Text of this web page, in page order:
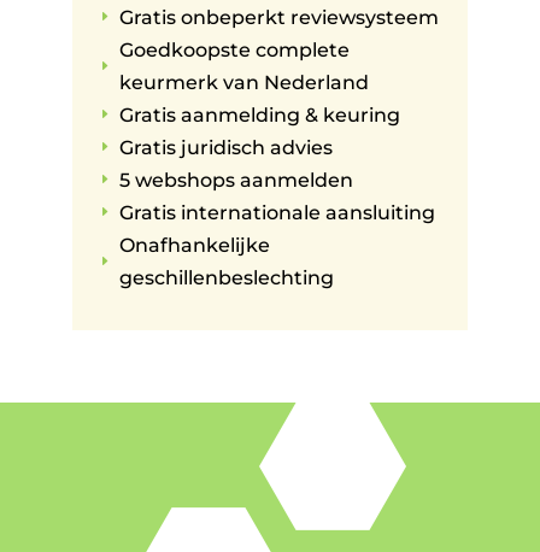
E Gratis onbeperkt reviewsysteem
E
Goedkoopste complete
keurmerk van Nederland
E Gratis aanmelding & keuring
E Gratis juridisch advies
E 5 webshops aanmelden
E Gratis internationale aansluiting
E
Onafhankelijke
geschillenbeslechting